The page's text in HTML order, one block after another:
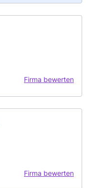
Firma bewerten
Firma bewerten